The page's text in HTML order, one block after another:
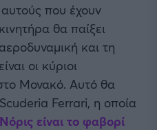
που έχουν
θα παίξει
και τη
οι κύριοι
Μονακό. Αυτό θα
Scuderia Ferrari, η οποία
είναι το φαβορί